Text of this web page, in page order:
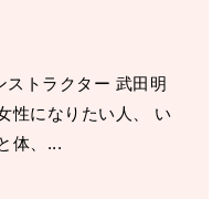
ストラクター 武田明
性になりたい人、 い
体、...